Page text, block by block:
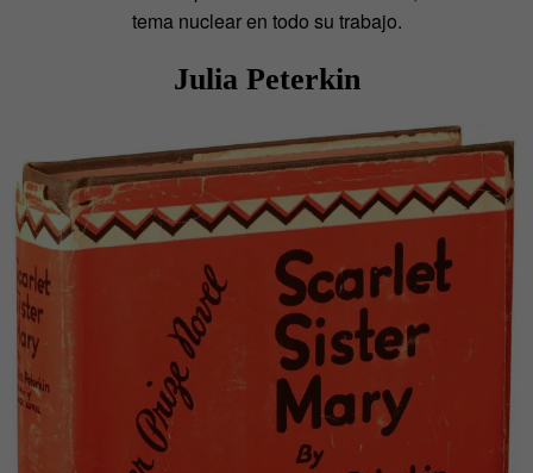
tema nuclear en todo su trabajo.
Julia Peterkin